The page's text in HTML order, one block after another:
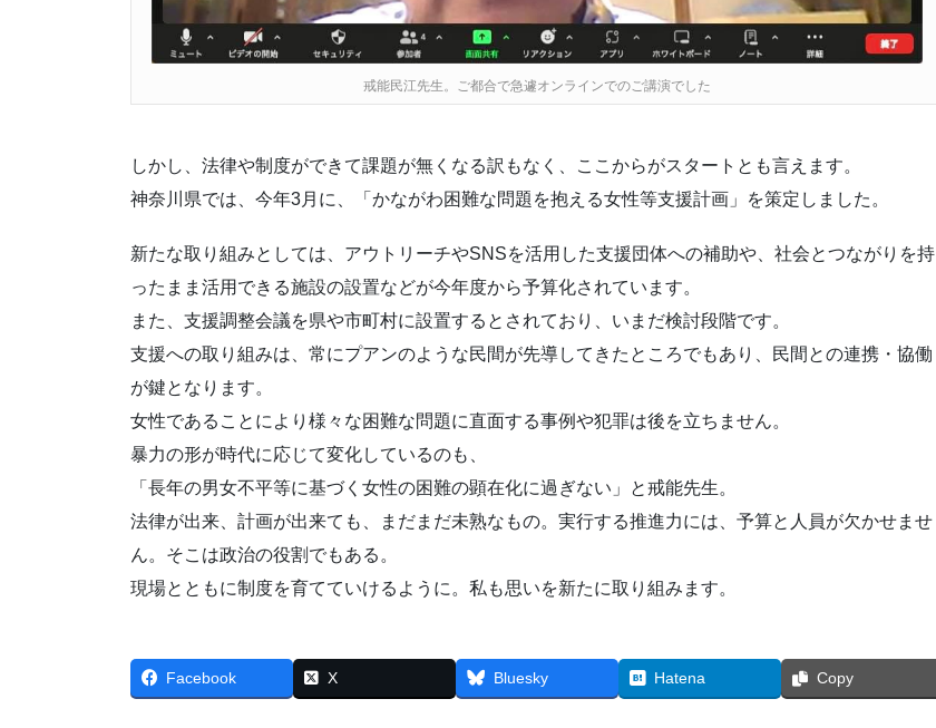
戒能民江先生。ご都合で急遽オンラインでのご講演でした
しかし、法律や制度ができて課題が無くなる訳もなく、ここからがスタートとも言えます。
神奈川県では、今年3月に、「かながわ困難な問題を抱える女性等支援計画」を策定しました。
新たな取り組みとしては、アウトリーチやSNSを活用した支援団体への補助や、社会とつながりを持
ったまま活用できる施設の設置などが今年度から予算化されています。
また、支援調整会議を県や市町村に設置するとされており、いまだ検討段階です。
支援への取り組みは、常にプアンのような民間が先導してきたところでもあり、民間との連携・協働
が鍵となります。
女性であることにより様々な困難な問題に直面する事例や犯罪は後を立ちません。
暴力の形が時代に応じて変化しているのも、
「長年の男女不平等に基づく女性の困難の顕在化に過ぎない」と戒能先生。
法律が出来、計画が出来ても、まだまだ未熟なもの。実行する推進力には、予算と人員が欠かせませ
ん。そこは政治の役割でもある。
現場とともに制度を育てていけるように。私も思いを新たに取り組みます。
Facebook X Bluesky Hatena Copy